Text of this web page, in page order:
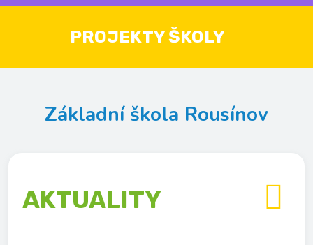
PROJEKTY ŠKOLY
Základní škola Rousínov
AKTUALITY 